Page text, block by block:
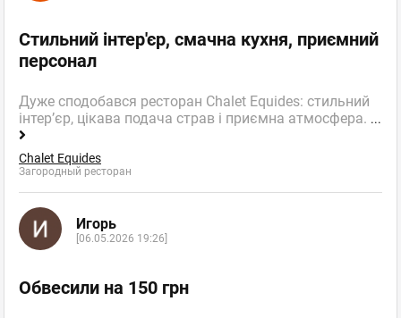
Стильний інтер'єр, смачна кухня, приємний
персонал
Дуже сподобався ресторан Chalet Equides: стильний
інтер’єр, цікава подача страв і приємна атмосфера. ...
Chalet Equides
Загородный ресторан
Игорь
[06.05.2026 19:26]
Обвесили на 150 грн